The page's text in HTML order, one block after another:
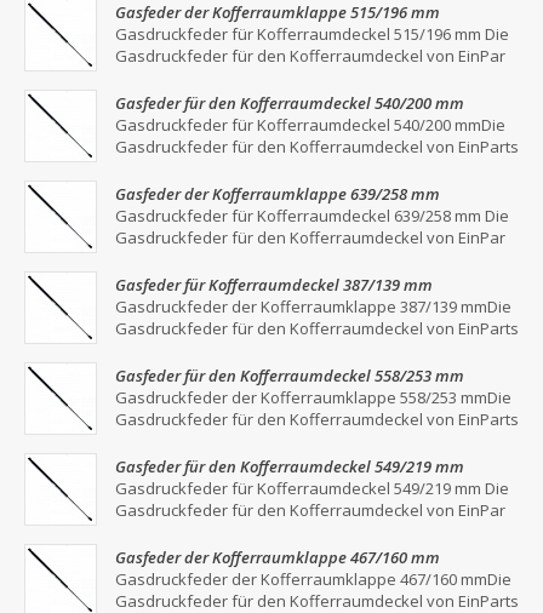
Gasfeder der Kofferraumklappe 515/196 mm
Gasdruckfeder für Kofferraumdeckel 515/196 mm Die
Gasdruckfeder für den Kofferraumdeckel von EinPar
Gasfeder für den Kofferraumdeckel 540/200 mm
Gasdruckfeder für Kofferraumdeckel 540/200 mmDie
Gasdruckfeder für den Kofferraumdeckel von EinParts
Gasfeder der Kofferraumklappe 639/258 mm
Gasdruckfeder für Kofferraumdeckel 639/258 mm Die
Gasdruckfeder für den Kofferraumdeckel von EinPar
Gasfeder für Kofferraumdeckel 387/139 mm
Gasdruckfeder der Kofferraumklappe 387/139 mmDie
Gasdruckfeder für den Kofferraumdeckel von EinParts
Gasfeder für den Kofferraumdeckel 558/253 mm
Gasdruckfeder der Kofferraumklappe 558/253 mmDie
Gasdruckfeder für den Kofferraumdeckel von EinParts
Gasfeder für den Kofferraumdeckel 549/219 mm
Gasdruckfeder für Kofferraumdeckel 549/219 mm Die
Gasdruckfeder für den Kofferraumdeckel von EinPar
Gasfeder der Kofferraumklappe 467/160 mm
Gasdruckfeder der Kofferraumklappe 467/160 mmDie
Gasdruckfeder für den Kofferraumdeckel von EinParts